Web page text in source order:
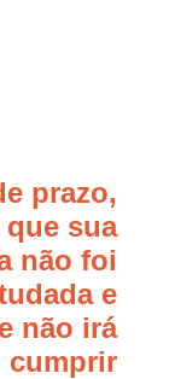
prazo,
sua
não foi
e
não irá
cumprir